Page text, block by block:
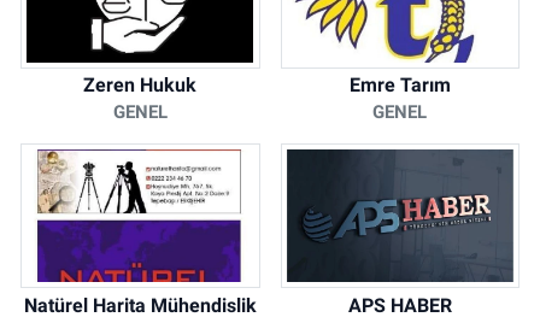
Zeren Hukuk
GENEL
Emre Tarım
GENEL
Natürel Harita Mühendislik APS HABER